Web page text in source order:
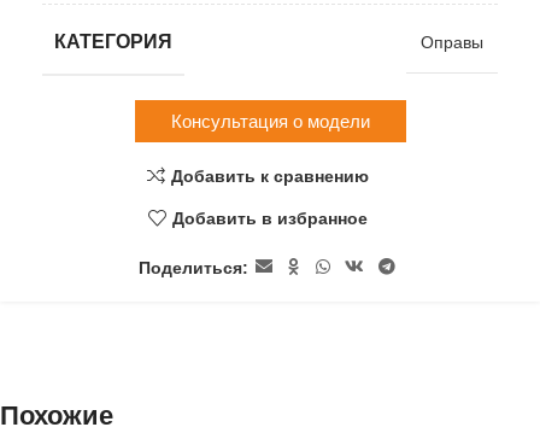
КАТЕГОРИЯ Оправы
Консультация о модели
Добавить к сравнению
Добавить в избранное
Поделиться:
Похожие